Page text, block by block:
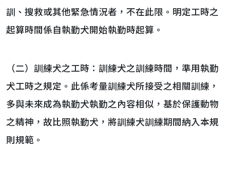
訓、搜救或其他緊急情況者，不在此限。明定工時之
起算時間係自執勤犬開始執勤時起算。
（二）訓練犬之工時：訓練犬之訓練時間，準用執勤
犬工時之規定。此係考量訓練犬所接受之相關訓練，
多與未來成為執勤犬執勤之內容相似，基於保護動物
之精神，故比照執勤犬，將訓練犬訓練期間納入本規
則規範。